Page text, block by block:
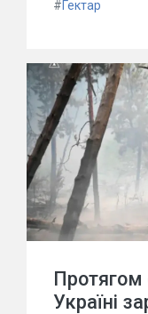
#Гектар
Протягом
Україні